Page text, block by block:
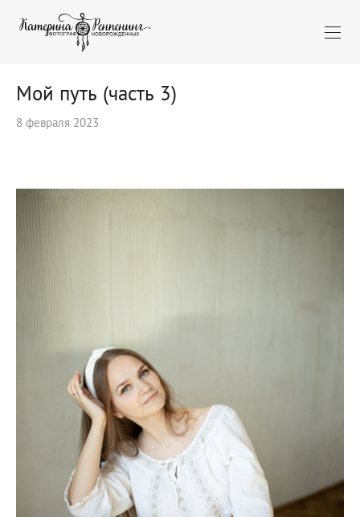
Мой путь (часть 3)
8 февраля 2023